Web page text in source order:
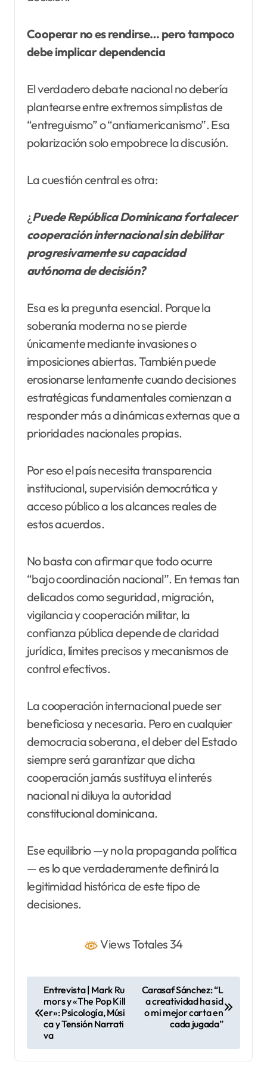
Cooperar no es rendirse… pero tampoco
debe implicar dependencia
El verdadero debate nacional no debería
plantearse entre extremos simplistas de
“entreguismo” o “antiamericanismo”. Esa
polarización solo empobrece la discusión.
La cuestión central es otra:
¿Puede República Dominicana fortalecer
cooperación internacional sin debilitar
progresivamente su capacidad
autónoma de decisión?
Esa es la pregunta esencial. Porque la
soberanía moderna no se pierde
únicamente mediante invasiones o
imposiciones abiertas. También puede
erosionarse lentamente cuando decisiones
estratégicas fundamentales comienzan a
responder más a dinámicas externas que a
prioridades nacionales propias.
Por eso el país necesita transparencia
institucional, supervisión democrática y
acceso público a los alcances reales de
estos acuerdos.
No basta con afirmar que todo ocurre
“bajo coordinación nacional”. En temas tan
delicados como seguridad, migración,
vigilancia y cooperación militar, la
confianza pública depende de claridad
jurídica, límites precisos y mecanismos de
control efectivos.
La cooperación internacional puede ser
beneficiosa y necesaria. Pero en cualquier
democracia soberana, el deber del Estado
siempre será garantizar que dicha
cooperación jamás sustituya el interés
nacional ni diluya la autoridad
constitucional dominicana.
Ese equilibrio —y no la propaganda política
— es lo que verdaderamente definirá la
legitimidad histórica de este tipo de
decisiones.
Views Totales 34
e
g
Entrevista | Mark Ru
mors y «The Pop Kill
er»: Psicología, Músi
ca y Tensión Narrati
va
Carasaf Sánchez: “L
a creatividad ha sid
o mi mejor carta en
cada jugada”